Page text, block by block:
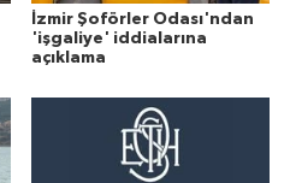
İzmir Şoförler Odası'ndan
'işgaliye' iddialarına
açıklama